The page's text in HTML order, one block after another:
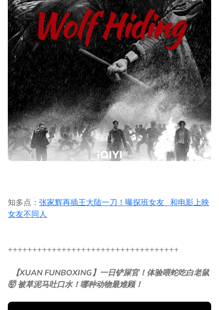
知多点： 张家辉再插王大陆一刀！曝探班女友 和电影上映
女友不同人
+++++++++++++++++++++++++++++++++++
【XUAN FUNBOXING】一日铲屎官！体验喂蛇吃白老鼠
🤯 被草泥马吐口水！哪种动物最难顾！